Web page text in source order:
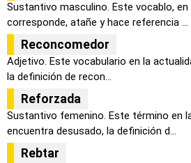
Sustantivo masculino. Este vocablo,
corresponde, atañe y hace referencia ...
Reconcomedor
Adjetivo. Este vocabulario en la
la definición de recon...
Reforzada
Sustantivo femenino. Este término en
encuentra desusado, la definición d...
Rebtar